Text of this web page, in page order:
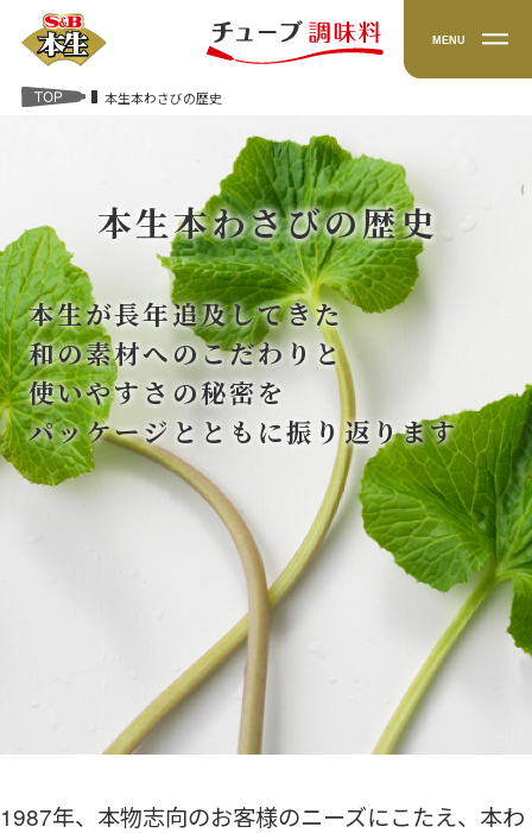
TOP 本生本わさびの歴史
本生本わさびの歴史
本生が長年追及してきた
和の素材へのこだわりと
使いやすさの秘密を
パッケージとともに振り返ります
1987年、本物志向のお客様のニーズにこたえ、本わ